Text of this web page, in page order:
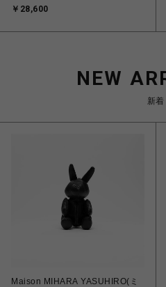
￥28,600
NEW
新着
Maison MIHARA YASUHIRO(ミ